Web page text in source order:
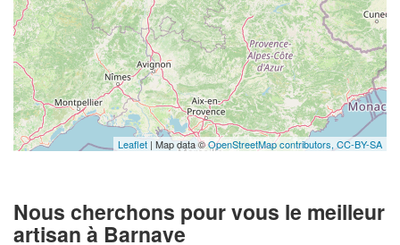
Leaflet | Map data ©OpenStreetMap contributors, CC-BY-SA
Nous cherchons pour vous le meilleur
artisan à Barnave